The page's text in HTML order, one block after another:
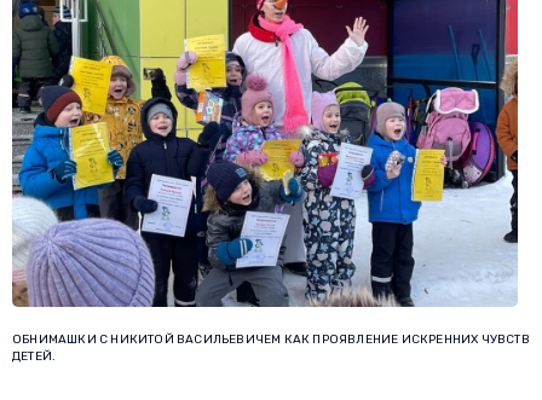
ОБНИМАШКИ С НИКИТОЙ ВАСИЛЬЕВИЧЕМ КАК ПРОЯВЛЕНИЕ ИСКРЕННИХ ЧУВСТВ
ДЕТЕЙ.